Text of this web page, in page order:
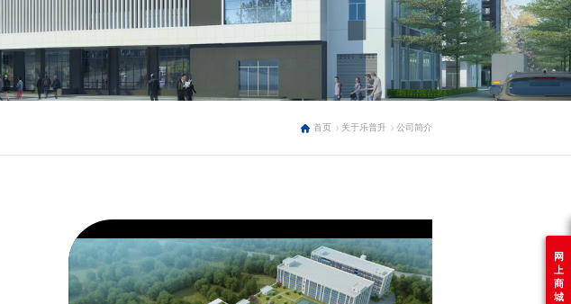
首页 关于乐普升 公司简介
网
上
商
城